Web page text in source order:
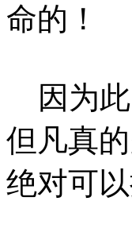
命的！
因为此
但凡真
绝对可